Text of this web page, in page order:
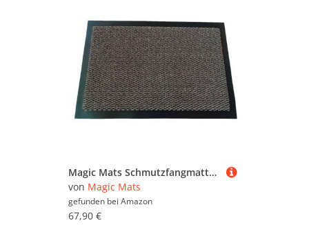
Magic Mats Schmutzfangmatte Türmatte Bern Farbe Braun ca. 130 x 200 cm
von Magic Mats
gefunden bei Amazon
67,90 €